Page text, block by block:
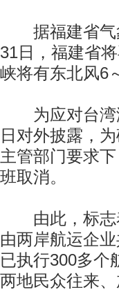
据福建省气
31日，福建省
峡将有东北风6
为应对台湾
日对外披露，
主管部门要求
班取消。
由此，标志着
由两岸航运企
已执行300多个
两地民众往来